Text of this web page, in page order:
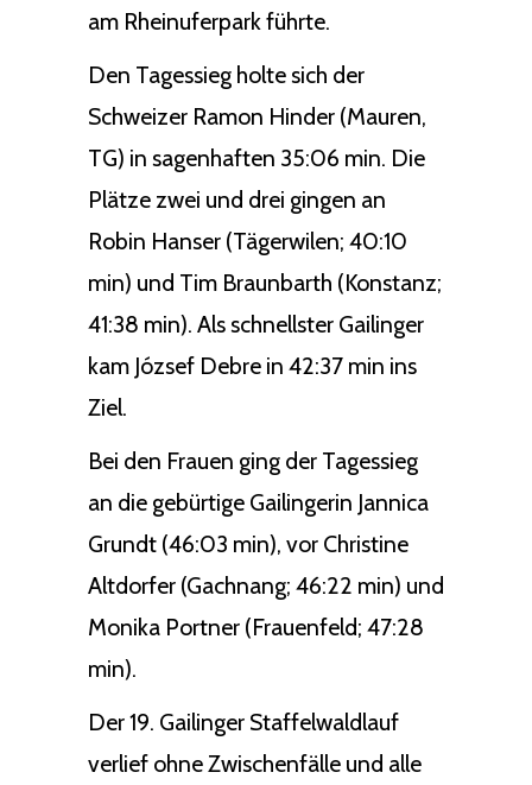
am Rheinuferpark führte.
Den Tagessieg holte sich der
Schweizer Ramon Hinder (Mauren,
TG) in sagenhaften 35:06 min. Die
Plätze zwei und drei gingen an
Robin Hanser (Tägerwilen; 40:10
min) und Tim Braunbarth (Konstanz;
41:38 min). Als schnellster Gailinger
kam József Debre in 42:37 min ins
Ziel.
Bei den Frauen ging der Tagessieg
an die gebürtige Gailingerin Jannica
Grundt (46:03 min), vor Christine
Altdorfer (Gachnang; 46:22 min) und
Monika Portner (Frauenfeld; 47:28
min).
Der 19. Gailinger Staffelwaldlauf
verlief ohne Zwischenfälle und alle